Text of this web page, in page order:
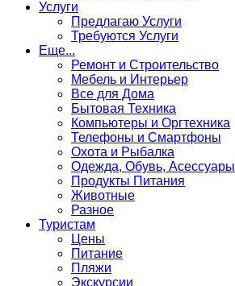
Услуги
Предлагаю Услуги
Требуются Услуги
Еще...
Ремонт и Строительство
Мебель и Интерьер
Все для Дома
Бытовая Техника
Компьютеры и Оргтехника
Телефоны и Смартфоны
Охота и Рыбалка
Одежда, Обувь, Асессуары
Продукты Питания
Животные
Разное
Туристам
Цены
Питание
Пляжи
Экскурсии